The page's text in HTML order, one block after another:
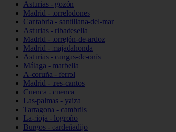
Asturias - gozón
Madrid - torrelodones
Cantabria - santillana-del-mar
Asturias - ribadesella
Madrid - torrejón-de-ardoz
Madrid - majadahonda
Asturias - cangas-de-onís
Málaga - marbella
A-coruña - ferrol
Madrid - tres-cantos
Cuenca - cuenca
Las-palmas - yaiza
Tarragona - cambrils
La-rioja - logroño
Burgos - cardeñadijo